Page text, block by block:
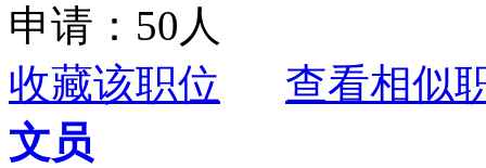
申请：50人
收藏该职位
查看相似
文员